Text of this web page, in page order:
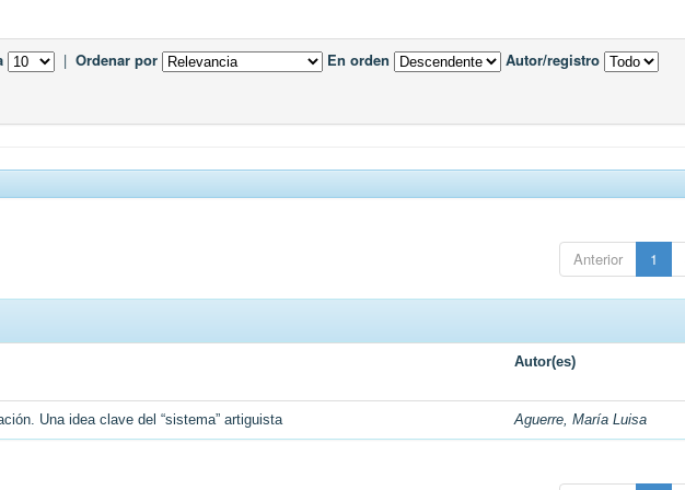
| Ordenar por En orden Autor/registro
Anterior 1
Autor(es)
Una idea clave del “sistema” artiguista Aguerre, María Luisa